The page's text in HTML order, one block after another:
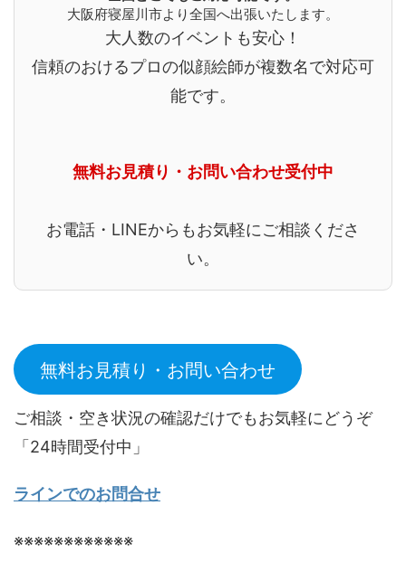
大阪府寝屋川市より全国へ出張いたします。
大人数のイベントも安心！
信頼のおけるプロの似顔絵師が複数名で対応可
能です。
無料お見積り・お問い合わせ受付中
お電話・LINEからもお気軽にご相談くださ
い。
無料お見積り・お問い合わせ
ご相談・空き状況の確認だけでもお気軽にどうぞ
「24時間受付中」
ラインでのお問合せ
※※※※※※※※※※※※